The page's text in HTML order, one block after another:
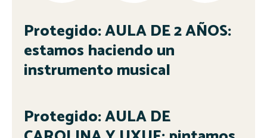
Protegido: AULA DE 2 AÑOS:
estamos haciendo un
instrumento musical
Protegido: AULA DE